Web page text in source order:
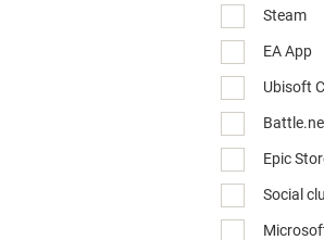
Steam
EA App
Ubisoft
Epic
Social